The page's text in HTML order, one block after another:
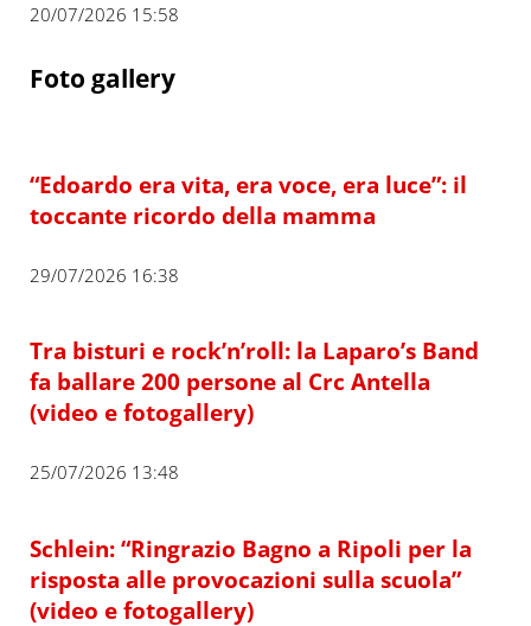
20/07/2026 15:58
Foto gallery
“Edoardo era vita, era voce, era luce”: il
toccante ricordo della mamma
29/07/2026 16:38
Tra bisturi e rock’n’roll: la Laparo’s Band
fa ballare 200 persone al Crc Antella
(video e fotogallery)
25/07/2026 13:48
Schlein: “Ringrazio Bagno a Ripoli per la
risposta alle provocazioni sulla scuola”
(video e fotogallery)